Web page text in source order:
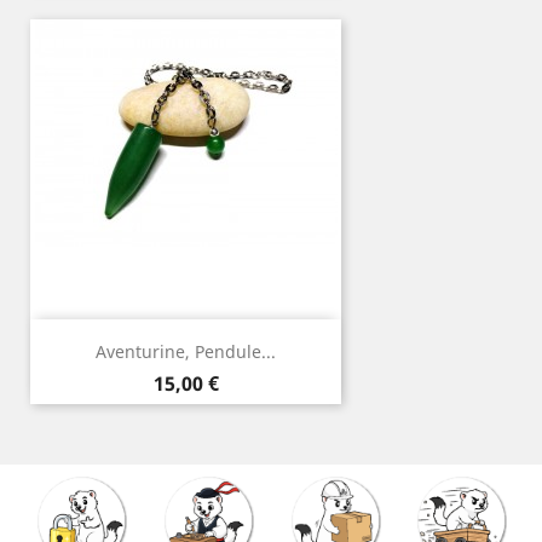
Aventurine, Pendule...
Prix
15,00 €